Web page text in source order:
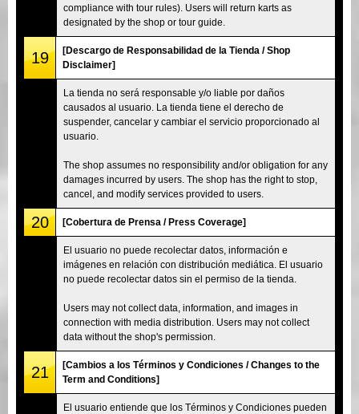
compliance with tour rules). Users will return karts as
designated by the shop or tour guide.
19
[Descargo de Responsabilidad de la Tienda / Shop
Disclaimer]
La tienda no será responsable y/o liable por daños
causados al usuario. La tienda tiene el derecho de
suspender, cancelar y cambiar el servicio proporcionado al
usuario.
The shop assumes no responsibility and/or obligation for any
damages incurred by users. The shop has the right to stop,
cancel, and modify services provided to users.
20 [Cobertura de Prensa / Press Coverage]
El usuario no puede recolectar datos, información e
imágenes en relación con distribución mediática. El usuario
no puede recolectar datos sin el permiso de la tienda.
Users may not collect data, information, and images in
connection with media distribution. Users may not collect
data without the shop's permission.
21
[Cambios a los Términos y Condiciones / Changes to the
Term and Conditions]
El usuario entiende que los Términos y Condiciones pueden